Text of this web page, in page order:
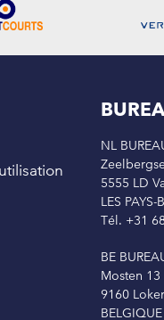
NL
5555 LD
LES PAYS-
Tél. +31
BE
Mosten 13
9160
BELGIQUE